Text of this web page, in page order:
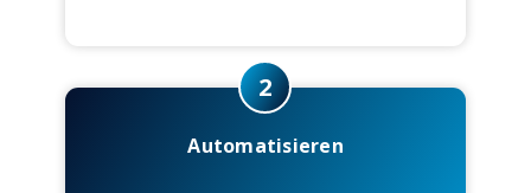
2
Automatisieren